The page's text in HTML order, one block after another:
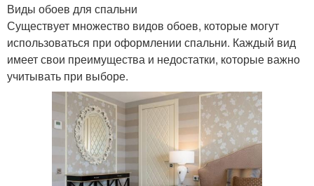
Виды обоев для спальни
Существует множество видов обоев, которые могут
использоваться при оформлении спальни. Каждый вид
имеет свои преимущества и недостатки, которые важно
учитывать при выборе.